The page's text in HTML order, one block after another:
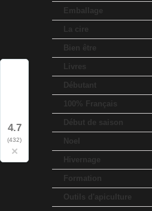
4.7
(432)
×
Emballage
La cire
Bien être
Livres
Débutant
100% Français
Début de saison
Noel
Hivernage
Formation
Outils d'apiculture